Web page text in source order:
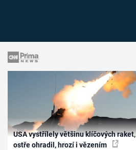
USA vystřílely většinu klíčových
ostře ohradil, hrozí i vězením